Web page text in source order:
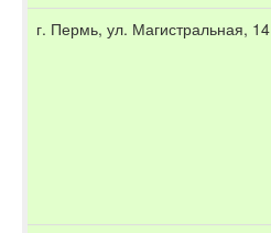
г. Пермь, ул. Магистральная, 14